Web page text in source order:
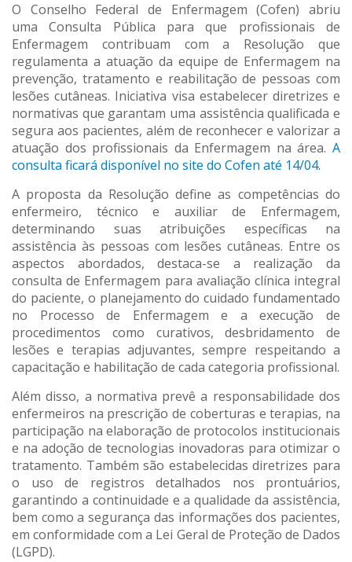
O Conselho Federal de Enfermagem (Cofen) abriu
uma Consulta Pública para que profissionais de
Enfermagem contribuam com a Resolução que
regulamenta a atuação da equipe de Enfermagem na
prevenção, tratamento e reabilitação de pessoas com
lesões cutâneas. Iniciativa visa estabelecer diretrizes e
normativas que garantam uma assistência qualificada e
segura aos pacientes, além de reconhecer e valorizar a
atuação dos profissionais da Enfermagem na área. A
consulta ficará disponível no site do Cofen até 14/04.
A proposta da Resolução define as competências do
enfermeiro, técnico e auxiliar de Enfermagem,
determinando suas atribuições específicas na
assistência às pessoas com lesões cutâneas. Entre os
aspectos abordados, destaca-se a realização da
consulta de Enfermagem para avaliação clínica integral
do paciente, o planejamento do cuidado fundamentado
no Processo de Enfermagem e a execução de
procedimentos como curativos, desbridamento de
lesões e terapias adjuvantes, sempre respeitando a
capacitação e habilitação de cada categoria profissional.
Além disso, a normativa prevê a responsabilidade dos
enfermeiros na prescrição de coberturas e terapias, na
participação na elaboração de protocolos institucionais
e na adoção de tecnologias inovadoras para otimizar o
tratamento. Também são estabelecidas diretrizes para
o uso de registros detalhados nos prontuários,
garantindo a continuidade e a qualidade da assistência,
bem como a segurança das informações dos pacientes,
em conformidade com a Lei Geral de Proteção de Dados
(LGPD).